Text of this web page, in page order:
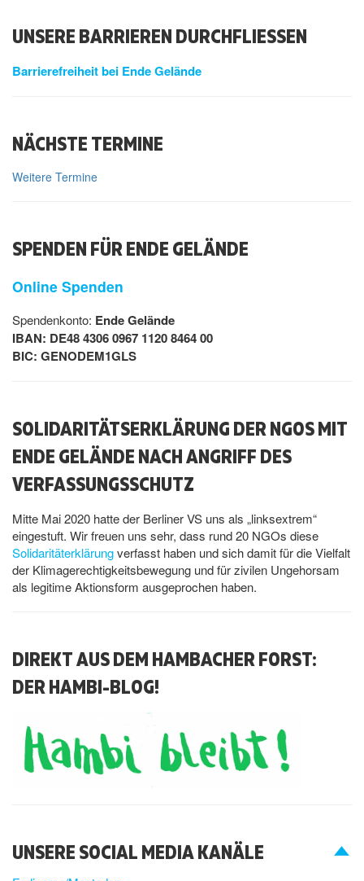
UNSERE BARRIEREN DURCHFLIESSEN
Barrierefreiheit bei Ende Gelände
NÄCHSTE TERMINE
Weitere Termine
SPENDEN FÜR ENDE GELÄNDE
Online Spenden
Spendenkonto: Ende Gelände
IBAN: DE48 4306 0967 1120 8464 00
BIC: GENODEM1GLS
SOLIDARITÄTSERKLÄRUNG DER NGOS MIT
ENDE GELÄNDE NACH ANGRIFF DES
VERFASSUNGSSCHUTZ
Mitte Mai 2020 hatte der Berliner VS uns als „linksextrem“
eingestuft. Wir freuen uns sehr, dass rund 20 NGOs diese
Solidaritäterklärungverfasst haben und sich damit für die Vielfalt
der Klimagerechtigkeitsbewegung und für zivilen Ungehorsam
als legitime Aktionsform ausgeprochen haben.
DIREKT AUS DEM HAMBACHER FORST:
DER HAMBI-BLOG!
UNSERE SOCIAL MEDIA KANÄLE